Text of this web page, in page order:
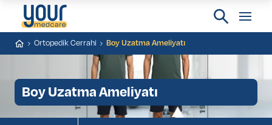
Ortopedik Cerrahi Boy Uzatma Ameliyatı
Boy Uzatma Ameliyatı